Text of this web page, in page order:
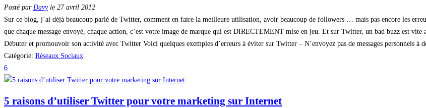
Posté par Davyle 27 avril 2012
Sur ce blog, j’ai déjà beaucoup parlé de Twitter, comment en faire la meilleure utilisation, avoir beaucoup de followers … mais pas encore les
que chaque message envoyé, chaque action, c’est votre image de marque qui est DIRECTEMENT mise en jeu. Et sur Twitter, un bad buzz est
Débuter et promouvoir son activité avec Twitter Voici quelques exemples d’erreurs à éviter sur Twitter – N’envoyez pas de messages personnels
Catégorie: Réseaux Sociaux
6
5 raisons d’utiliser Twitter pour votre marketing sur Internet